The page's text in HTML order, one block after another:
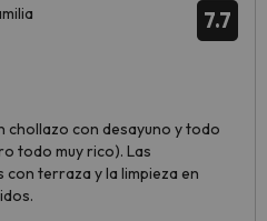
7.7
chollazo con desayuno y todo
todo muy rico). Las
con terraza y la limpieza en